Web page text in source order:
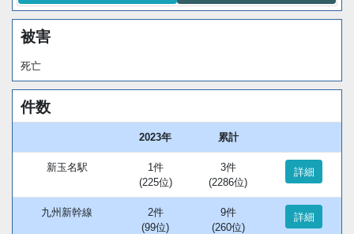
被害
死亡
件数
2023年 累計
新玉名駅
1件
(225位)
3件
(2286位)
詳細
九州新幹線
2件
(99位)
9件
(260位)
詳細